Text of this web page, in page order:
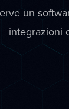
un
integrazioni